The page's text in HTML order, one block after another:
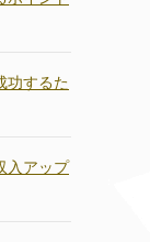
功するた
入アップ